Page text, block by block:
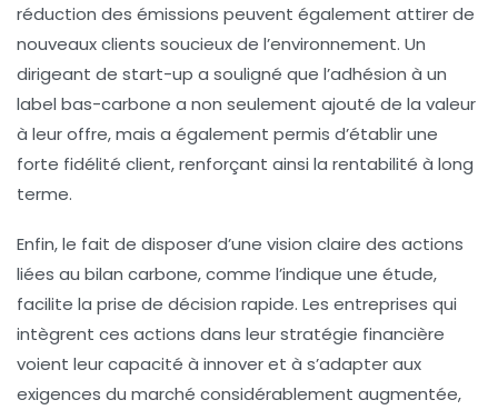
réduction des émissions peuvent également attirer de
nouveaux clients soucieux de l’environnement. Un
dirigeant de start-up a souligné que l’adhésion à un
label bas-carbone a non seulement ajouté de la valeur
à leur offre, mais a également permis d’établir une
forte fidélité client, renforçant ainsi la rentabilité à long
terme.
Enfin, le fait de disposer d’une vision claire des actions
liées au bilan carbone, comme l’indique une étude,
facilite la prise de décision rapide. Les entreprises qui
intègrent ces actions dans leurstratégie financière
voient leur capacité à innover et à s’adapter aux
exigences du marché considérablement augmentée,